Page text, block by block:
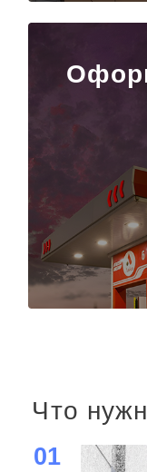
Что
01